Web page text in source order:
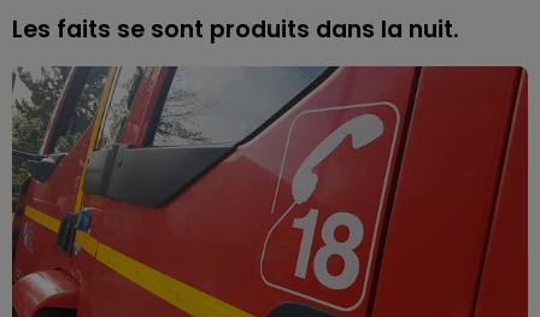
Les faits se sont produits dans la nuit.